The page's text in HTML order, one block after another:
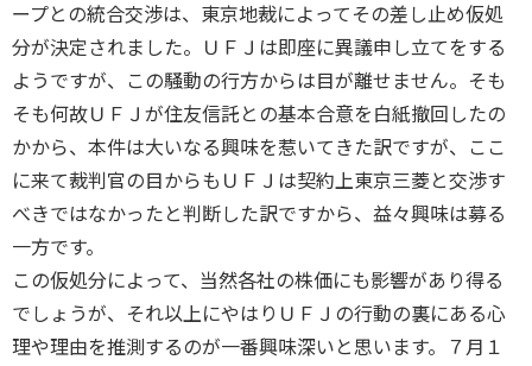
ープとの統合交渉は、東京地裁によってその差し止め仮処
分が決定されました。ＵＦＪは即座に異議申し立てをする
ようですが、この騒動の行方からは目が離せません。そも
そも何故ＵＦＪが住友信託との基本合意を白紙撤回したの
かから、本件は大いなる興味を惹いてきた訳ですが、ここ
に来て裁判官の目からもＵＦＪは契約上東京三菱と交渉す
べきではなかったと判断した訳ですから、益々興味は募る
一方です。
この仮処分によって、当然各社の株価にも影響があり得る
でしょうが、それ以上にやはりＵＦＪの行動の裏にある心
理や理由を推測するのが一番興味深いと思います。７月１